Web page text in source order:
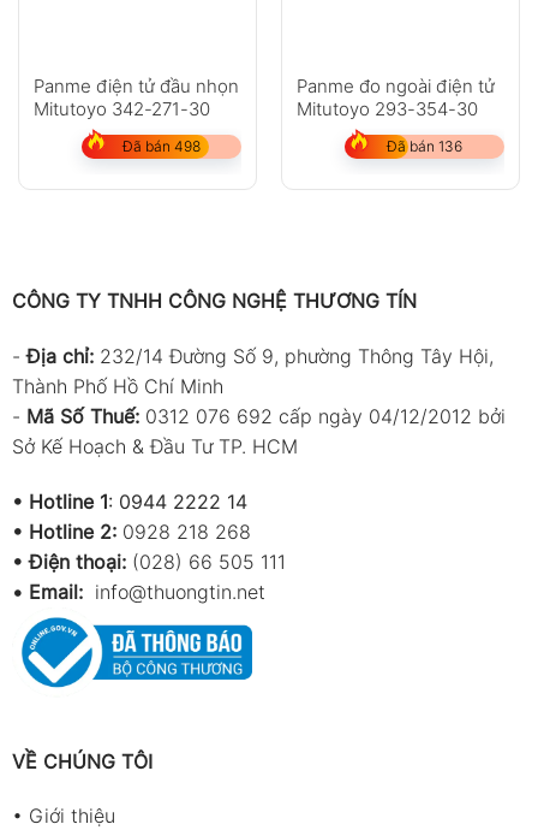
Panme điện tử đầu nhọn
Mitutoyo 342-271-30
Đã bán 498
Panme đo ngoài điện tử
Mitutoyo 293-354-30
Đã bán 136
CÔNG TY TNHH CÔNG NGHỆ THƯƠNG TÍN
-Địa chỉ: 232/14 Đường Số 9, phường Thông Tây Hội,
Thành Phố Hồ Chí Minh
- Mã Số Thuế: 0312 076 692 cấp ngày 04/12/2012 bởi
Sở Kế Hoạch & Đầu Tư TP. HCM
• Hotline 1: 0944 2222 14
• Hotline 2: 0928 218 268
• Điện thoại: (028) 66 505 111
• Email: info@thuongtin.net
VỀ CHÚNG TÔI
• Giới thiệu